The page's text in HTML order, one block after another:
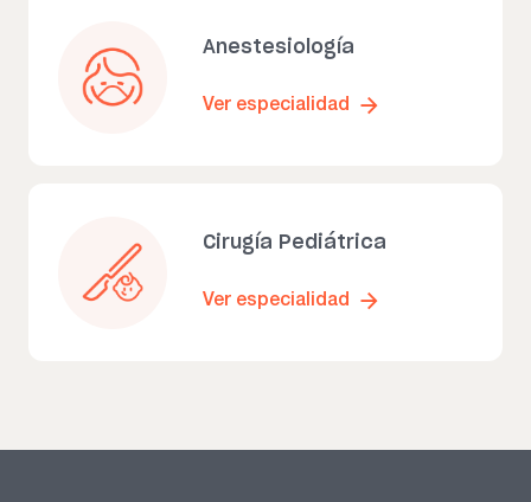
Anestesiología
Ver especialidad
Cirugía Pediátrica
Ver especialidad